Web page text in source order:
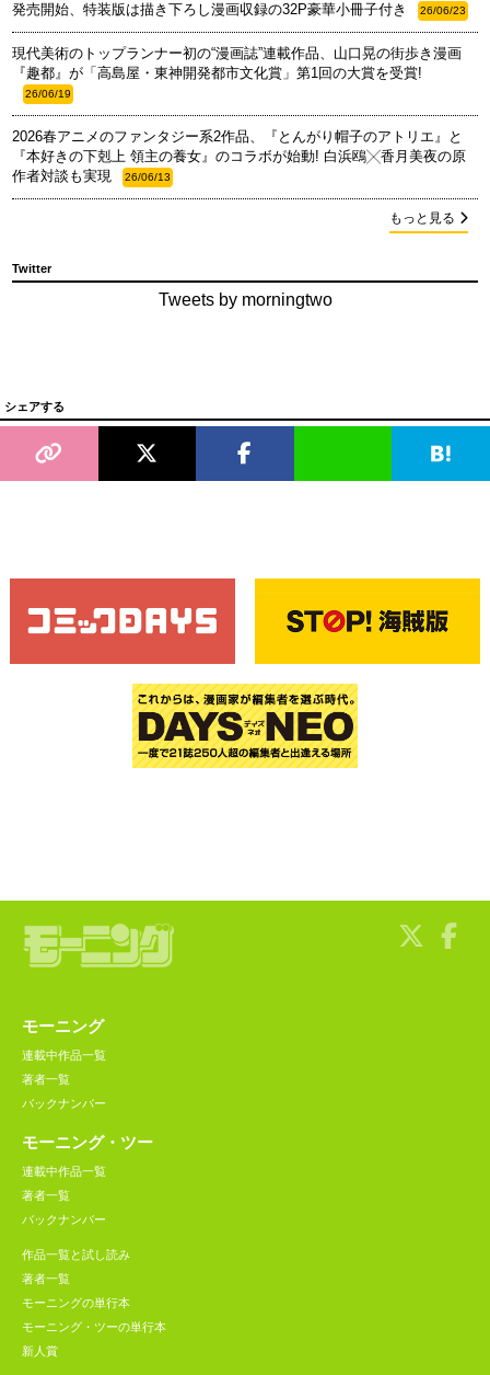
発売開始、特装版は描き下ろし漫画収録の32P豪華小冊子付き
26/06/23
現代美術のトップランナー初の“漫画誌”連載作品、山口晃の街歩き漫画
『趣都』が「高島屋・東神開発都市文化賞」第1回の大賞を受賞!
26/06/19
2026春アニメのファンタジー系2作品、『とんがり帽子のアトリエ』と
『本好きの下剋上 領主の養女』のコラボが始動! 白浜鴎╳香月美夜の原
作者対談も実現
26/06/13
もっと見る
Twitter
Tweets by morningtwo
シェアする
モーニング
連載中作品一覧
著者一覧
バックナンバー
モーニング・ツー
連載中作品一覧
著者一覧
バックナンバー
作品一覧と試し読み
著者一覧
モーニングの単行本
モーニング・ツーの単行本
新人賞